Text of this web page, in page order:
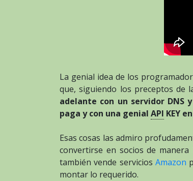
La genial idea de los
que, siguiendo los preceptos de
adelante con un servidor DNS
paga y con una genial API KEY
Esas cosas las admiro
convertirse en socios de
también vende servicios Amazon
montar lo requerido.